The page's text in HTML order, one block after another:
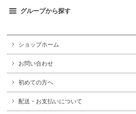
グループから探す
ショップホーム
お問い合わせ
初めての方へ
配送・お支払いについて